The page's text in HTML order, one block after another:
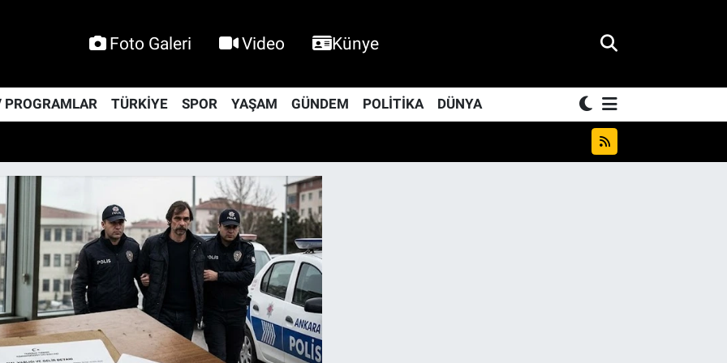
Foto Galeri Video Künye
PROGRAMLAR TÜRKİYE SPOR YAŞAM GÜNDEM POLİTİKA DÜNYA